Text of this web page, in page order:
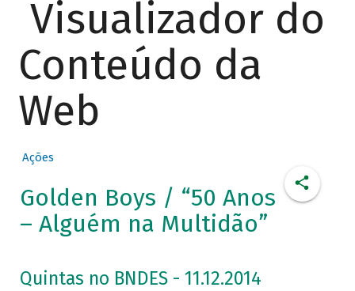
Visualizador do
Conteúdo da
Web
Ações
Golden Boys / “50 Anos
– Alguém na Multidão”
Quintas no BNDES - 11.12.2014